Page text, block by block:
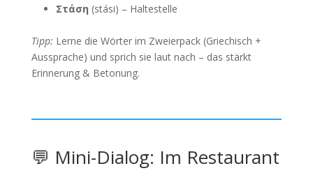
Στάση (stási) – Haltestelle
Tipp: Lerne die Wörter im Zweierpack (Griechisch +
Aussprache) und sprich sie laut nach – das stärkt
Erinnerung & Betonung.
💬 Mini-Dialog: Im Restaurant